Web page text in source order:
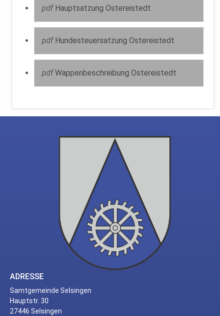
pdf Hauptsatzung Ostereistedt
pdf Hundesteuersatzung Ostereistedt
pdf Wappenbeschreibung Ostereistedt
ADRESSE
Samtgemeinde Selsingen
Hauptstr. 30
27446 Selsingen